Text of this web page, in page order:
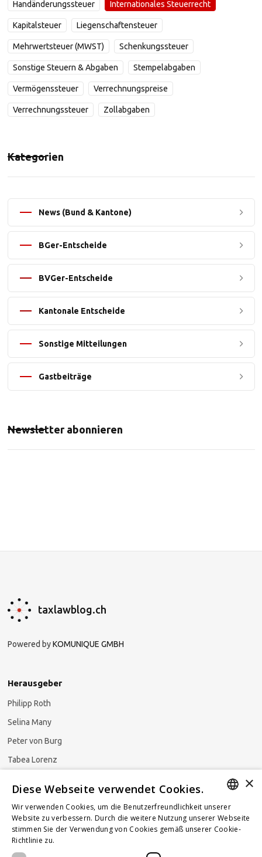
Handänderungssteuer Internationales Steuerrecht
Kapitalsteuer Liegenschaftensteuer
Mehrwertsteuer (MWST) Schenkungssteuer
Sonstige Steuern & Abgaben Stempelabgaben
Vermögenssteuer Verrechnungspreise
Verrechnungssteuer Zollabgaben
Kategorien
News (Bund & Kantone)
BGer-Entscheide
BVGer-Entscheide
Kantonale Entscheide
Sonstige Mitteilungen
Gastbeiträge
Newsletter abonnieren
taxlawblog.ch
Powered byKOMUNIQUE GMBH
Herausgeber
Philipp Roth
Selina Many
Peter von Burg
Tabea Lorenz
Newsletter abonnieren
GERMAN
×
Diese Webseite verwendet Cookies.
Wir verwenden Cookies, um die Benutzerfreundlichkeit unserer
Website zu verbessern. Durch die weitere Nutzung unserer Webseite
stimmen Sie der Verwendung von Cookies gemäß unserer Cookie-
Richtlinie zu.